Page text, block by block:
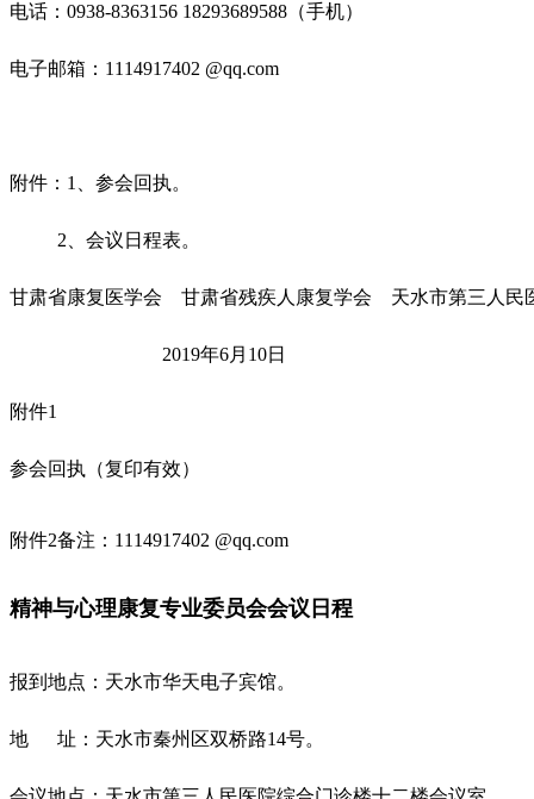
电话：0938-8363156 18293689588（手机）
电子邮箱：1114917402 @qq.com
附件：1、参会回执。
2、会议日程表。
甘肃省康复医学会 甘肃省残疾人康复学会 天水市第三人民
2019年6月10日
附件1
参会回执（复印有效）
附件2备注：1114917402 @qq.com
精神与心理康复专业委员会会议日程
报到地点：天水市华天电子宾馆。
地 址：天水市秦州区双桥路14号。